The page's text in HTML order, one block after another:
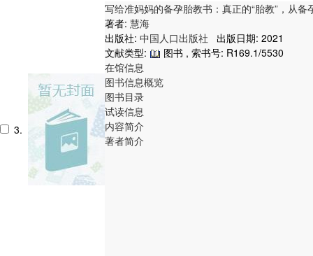
3.
写给准妈妈的备孕胎教书：真正的“胎教”，从
著者: 慧海
出版社: 中国人口出版社
出版日期: 2021
文献类型:
图书 , 索书号: R169.1/5530
在馆信息
图书信息概览
图书目录
试读信息
内容简介
著者简介